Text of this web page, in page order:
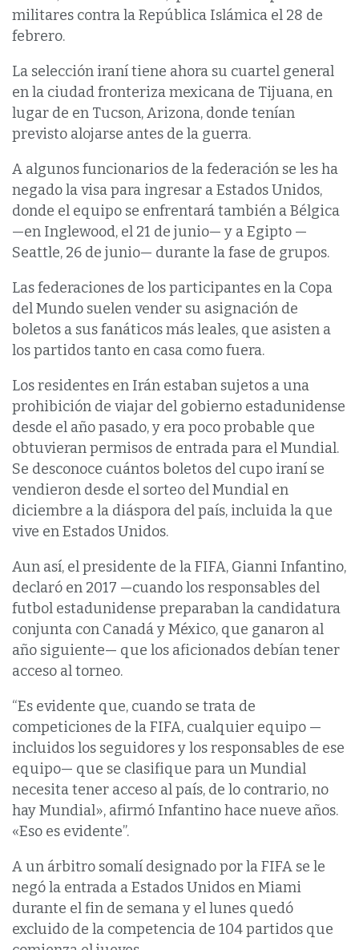
militares contra la República Islámica el 28 de
febrero.
La selección iraní tiene ahora su cuartel general
en la ciudad fronteriza mexicana de Tijuana, en
lugar de en Tucson, Arizona, donde tenían
previsto alojarse antes de la guerra.
A algunos funcionarios de la federación se les ha
negado la visa para ingresar a Estados Unidos,
donde el equipo se enfrentará también a Bélgica
—en Inglewood, el 21 de junio— y a Egipto —
Seattle, 26 de junio— durante la fase de grupos.
Las federaciones de los participantes en la Copa
del Mundo suelen vender su asignación de
boletos a sus fanáticos más leales, que asisten a
los partidos tanto en casa como fuera.
Los residentes en Irán estaban sujetos a una
prohibición de viajar del gobierno estadunidense
desde el año pasado, y era poco probable que
obtuvieran permisos de entrada para el Mundial.
Se desconoce cuántos boletos del cupo iraní se
vendieron desde el sorteo del Mundial en
diciembre a la diáspora del país, incluida la que
vive en Estados Unidos.
Aun así, el presidente de la FIFA, Gianni Infantino,
declaró en 2017 —cuando los responsables del
futbol estadunidense preparaban la candidatura
conjunta con Canadá y México, que ganaron al
año siguiente— que los aficionados debían tener
acceso al torneo.
“Es evidente que, cuando se trata de
competiciones de la FIFA, cualquier equipo —
incluidos los seguidores y los responsables de ese
equipo— que se clasifique para un Mundial
necesita tener acceso al país, de lo contrario, no
hay Mundial», afirmó Infantino hace nueve años.
«Eso es evidente”.
A un árbitro somalí designado por la FIFA se le
negó la entrada a Estados Unidos en Miami
durante el fin de semana y el lunes quedó
excluido de la competencia de 104 partidos que